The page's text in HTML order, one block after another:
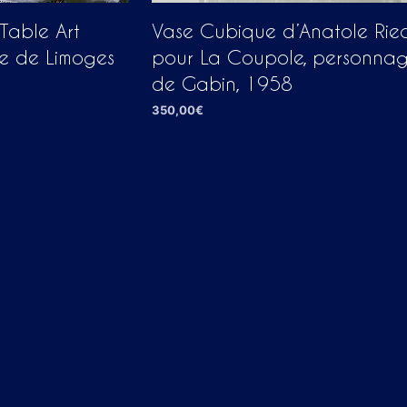
Art
de Limoges
Vase Cubique d’Anatole
pour La Coupole,
de Gabin, 1958
350,00€